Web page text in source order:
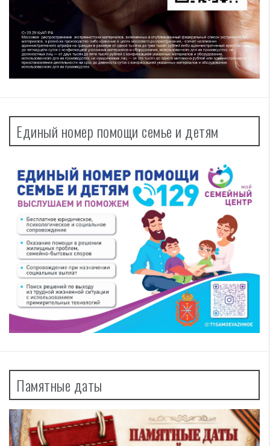
Единый номер помощи семье и детям
Памятные даты